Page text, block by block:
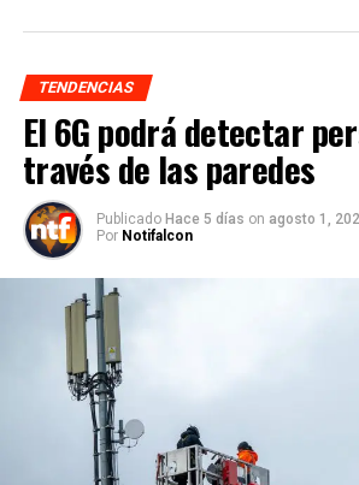
TENDENCIAS
El 6G podrá detectar
través de las paredes
Publicado Hace 5 días on agosto 1,
Por Notifalcon